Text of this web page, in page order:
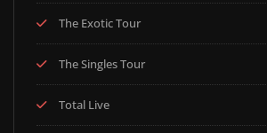
The Exotic Tour
The Singles Tour
Total Live